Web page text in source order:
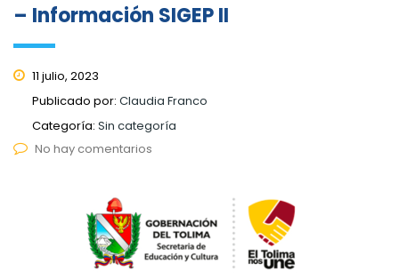
– Información SIGEP II
11 julio, 2023
Publicado por: Claudia Franco
Categoría: Sin categoría
No hay comentarios